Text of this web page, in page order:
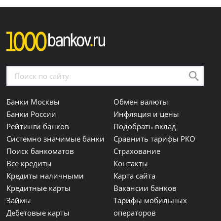
Банки Москвы
Банки России
Рейтинги банков
Системно значимые банки
Поиск банкоматов
Все кредиты
Кредиты наличными
Кредитные карты
Займы
Дебетовые карты
Обмен валюты
Инфляция и цены
Подобрать вклад
Сравнить тарифы РКО
Страхование
Контакты
Карта сайта
Вакансии банков
Тарифы мобильных
операторов